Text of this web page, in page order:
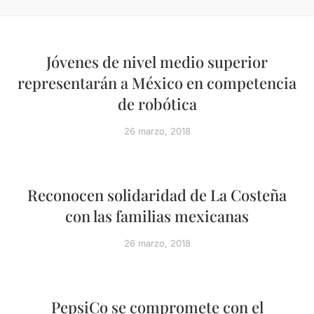
Jóvenes de nivel medio superior
representarán a México en competencia
de robótica
26 marzo, 2018
Reconocen solidaridad de La Costeña
con las familias mexicanas
26 marzo, 2018
PepsiCo se compromete con el